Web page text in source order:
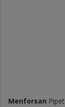
Menforsan